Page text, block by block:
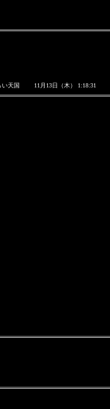
い天国 11月13日（木） 1:18:31